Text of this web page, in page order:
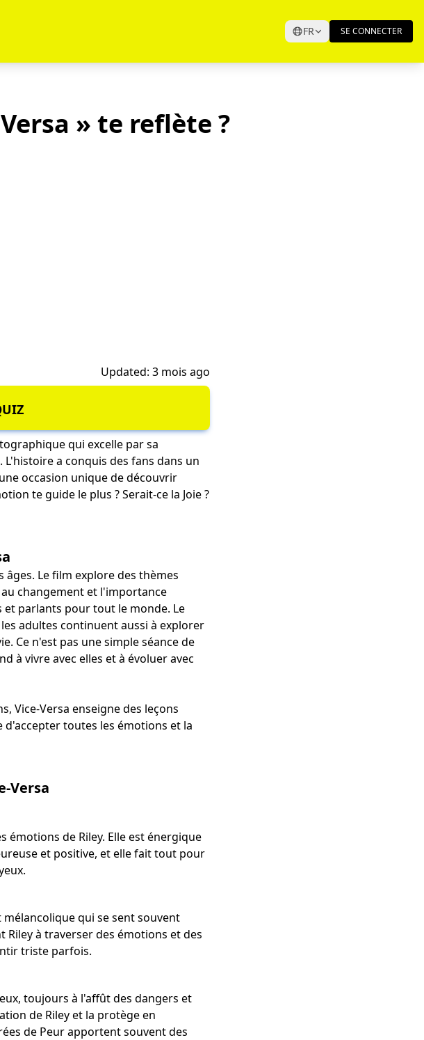
FR SE CONNECTER
» te reflète ?
Updated: 3 mois ago
qui excelle par sa
a conquis des fans dans un
occasion unique de découvrir
te guide le plus ? Serait-ce la Joie ?
Le film explore des thèmes
changement et l'importance
parlants pour tout le monde. Le
adultes continuent aussi à explorer
Ce n'est pas une simple séance de
à vivre avec elles et à évoluer avec
Vice-Versa enseigne des leçons
toutes les émotions et la
Versa
émotions de Riley. Elle est énergique
et positive, et elle fait tout pour
qui se sent souvent
Riley à traverser des émotions et des
triste parfois.
toujours à l'affût des dangers et
de Riley et la protège en
de Peur apportent souvent des